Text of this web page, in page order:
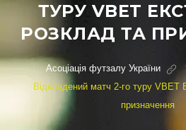
ТУРУ VBET
РОЗКЛАД ТА
Асоціація футзалу України
Відкладений матч 2-го туру VBET
призначення